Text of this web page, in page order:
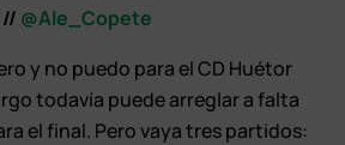
@Ale_Copete
y no puedo para el CD Huétor
todavía puede arreglar a falta
el final. Pero vaya tres partidos: